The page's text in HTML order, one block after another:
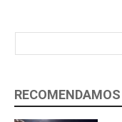
RECOMENDAMOS